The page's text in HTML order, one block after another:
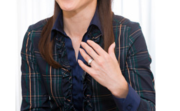
事例
トピックス
Photos
運営会社